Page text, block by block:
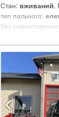
Стан: вживаний,
тип пального:
без навантаження:
швидкість:50 км/